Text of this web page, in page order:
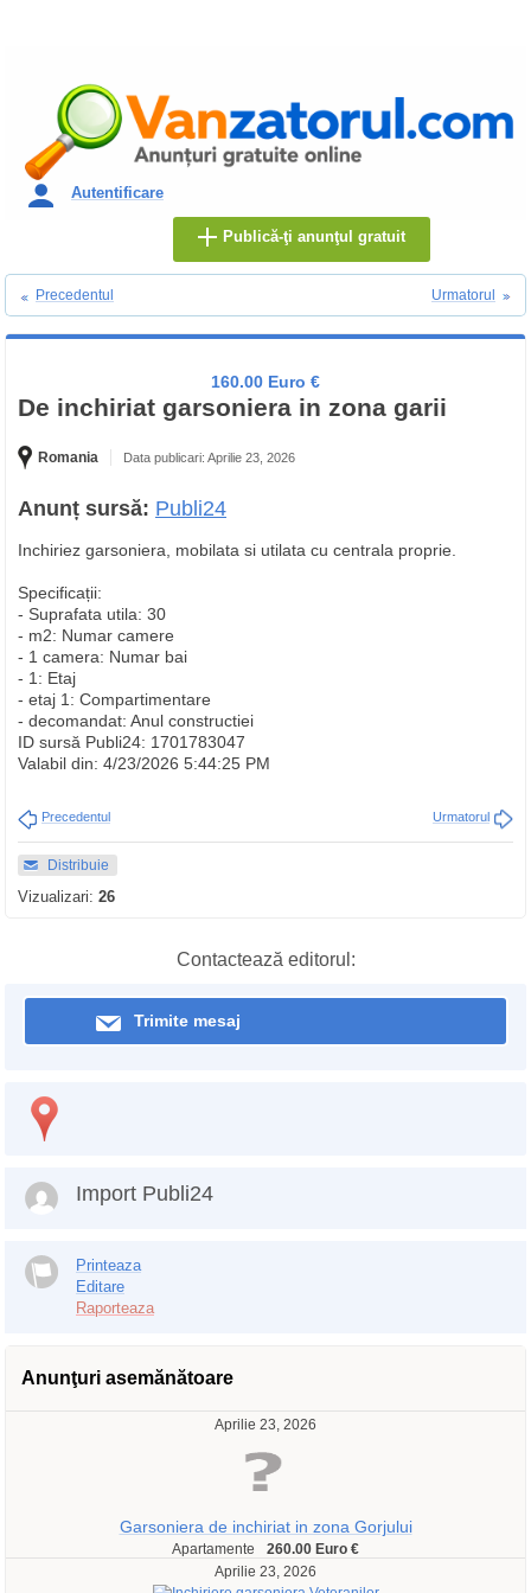
Autentificare
Publică-ţi anunţul gratuit
Precedentul Urmatorul
160.00 Euro €
De inchiriat garsoniera in zona garii
Romania Data publicari: Aprilie 23, 2026
Anunț sursă: Publi24
Inchiriez garsoniera, mobilata si utilata cu centrala proprie.
Specificații:
- Suprafata utila: 30
- m2: Numar camere
- 1 camera: Numar bai
- 1: Etaj
- etaj 1: Compartimentare
- decomandat: Anul constructiei
ID sursă Publi24: 1701783047
Valabil din: 4/23/2026 5:44:25 PM
Precedentul Urmatorul
Distribuie
Vizualizari: 26
Contactează editorul:
Trimite mesaj
Import Publi24
Printeaza
Editare
Raporteaza
Anunţuri asemănătoare
Aprilie 23, 2026
Garsoniera de inchiriat in zona Gorjului
Apartamente
260.00 Euro €
Aprilie 23, 2026